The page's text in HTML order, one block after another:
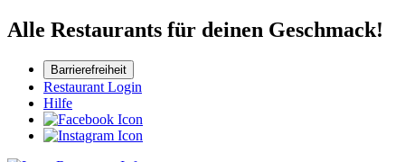
Alle Restaurants für deinen Geschmack!
Barrierefreiheit
Restaurant Login
Hilfe